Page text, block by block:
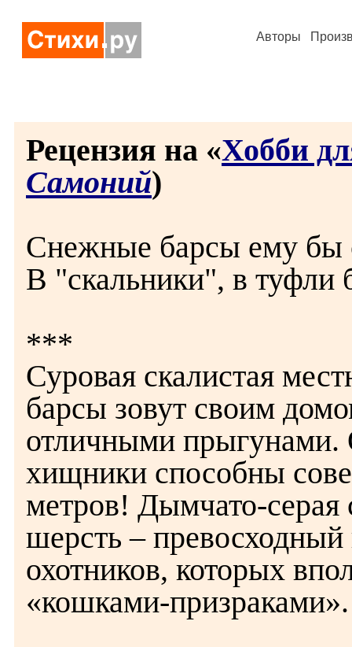
Авторы
Рецензия на «Хобби
Самоний)
Снежные барсы ему бы
В "скальники", в туфли
***
Суровая скалистая
барсы зовут своим
отличными прыгунами.
хищники способны
метров! Дымчато-
шерсть –
охотников, которых
«кошками-призраками».